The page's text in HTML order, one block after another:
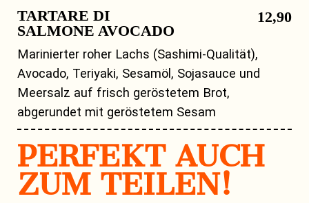
TARTARE DI
SALMONE AVOCADO
12,90
Marinierter roher Lachs (Sashimi-Qualität),
Avocado, Teriyaki, Sesamöl, Sojasauce und
Meersalz auf frisch geröstetem Brot,
abgerundet mit geröstetem Sesam
PERFEKT AUCH
ZUM TEILEN!